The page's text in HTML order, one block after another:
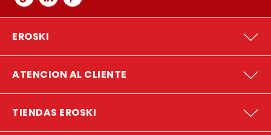
EROSKI
ATENCION AL CLIENTE
TIENDAS EROSKI